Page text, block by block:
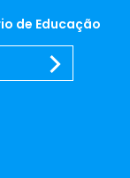
de Educação